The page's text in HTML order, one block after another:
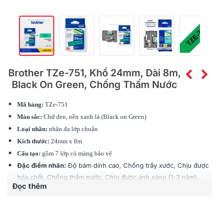
Brother TZe-751, Khổ 24mm, Dài 8m,
Black On Green, Chống Thấm Nước
Mã hàng: TZe-751
Màu sắc: Chữ đen, nền xanh lá (Black on Green)
Loại nhãn: nhãn đa lớp chuẩn
Kích thước: 24mm x 8m
Cấu tạo: gồm 7 lớp có màng bảo vệ
Đặc điểm nhãn: Độ bám dính cao, Chống trầy xước, Chịu được
hóa chất, Chống thấm nước, Chịu được ánh sáng (1-3 năm),
Chịu được nhiệt độ (-80 độ - 200 độ C)
Đọc thêm